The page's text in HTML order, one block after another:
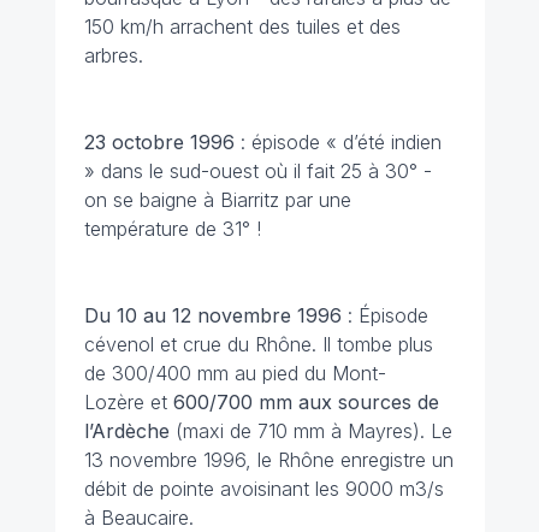
150 km/h arrachent des tuiles et des
arbres.
23 octobre 1996 : épisode « d’été indien
» dans le sud-ouest où il fait 25 à 30° -
on se baigne à Biarritz par une
température de 31° !
Du 10 au 12 novembre 1996 : Épisode
cévenol et crue du Rhône. Il tombe plus
de 300/400 mm au pied du Mont-
Lozère et 600/700 mm aux sources de
l’Ardèche (maxi de 710 mm à Mayres). Le
13 novembre 1996, le Rhône enregistre un
débit de pointe avoisinant les 9000 m3/s
à Beaucaire.